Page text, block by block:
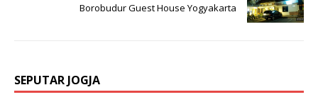
Borobudur Guest House Yogyakarta
SEPUTAR JOGJA